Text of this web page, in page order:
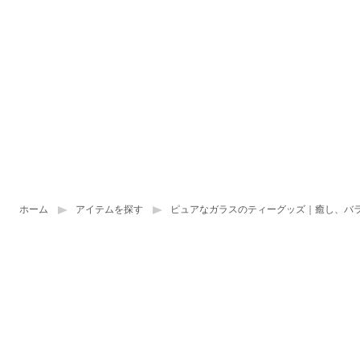
ホーム アイテムを探す ピュアなガラスのティーグッズ｜癒し、バ